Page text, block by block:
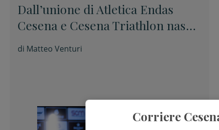
Dall’unione di Atletica Endas
Cesena e Cesena Triathlon nasce
Elephas Sport Cesena
di Matteo Venturi
Corriere